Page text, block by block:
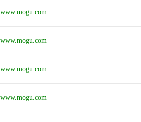
www.mogu.com
www.mogu.com
www.mogu.com
www.mogu.com